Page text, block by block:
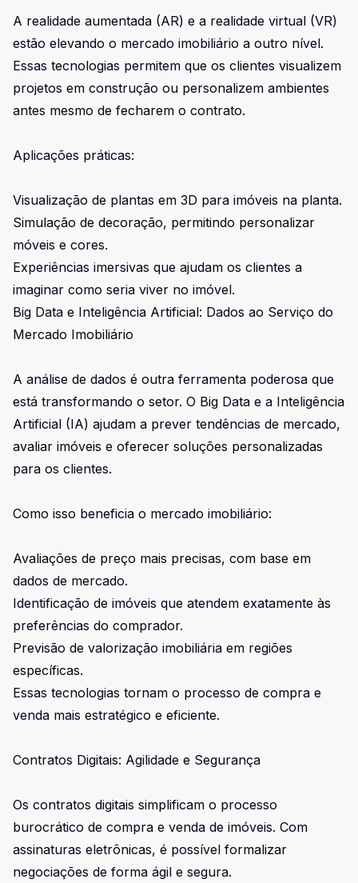
A realidade aumentada (AR) e a realidade virtual (VR)
estão elevando o mercado imobiliário a outro nível.
Essas tecnologias permitem que os clientes visualizem
projetos em construção ou personalizem ambientes
antes mesmo de fecharem o contrato.
Aplicações práticas:
Visualização de plantas em 3D para imóveis na planta.
Simulação de decoração, permitindo personalizar
móveis e cores.
Experiências imersivas que ajudam os clientes a
imaginar como seria viver no imóvel.
Big Data e Inteligência Artificial: Dados ao Serviço do
Mercado Imobiliário
A análise de dados é outra ferramenta poderosa que
está transformando o setor. O Big Data e a Inteligência
Artificial (IA) ajudam a prever tendências de mercado,
avaliar imóveis e oferecer soluções personalizadas
para os clientes.
Como isso beneficia o mercado imobiliário:
Avaliações de preço mais precisas, com base em
dados de mercado.
Identificação de imóveis que atendem exatamente às
preferências do comprador.
Previsão de valorização imobiliária em regiões
específicas.
Essas tecnologias tornam o processo de compra e
venda mais estratégico e eficiente.
Contratos Digitais: Agilidade e Segurança
Os contratos digitais simplificam o processo
burocrático de compra e venda de imóveis. Com
assinaturas eletrônicas, é possível formalizar
negociações de forma ágil e segura.